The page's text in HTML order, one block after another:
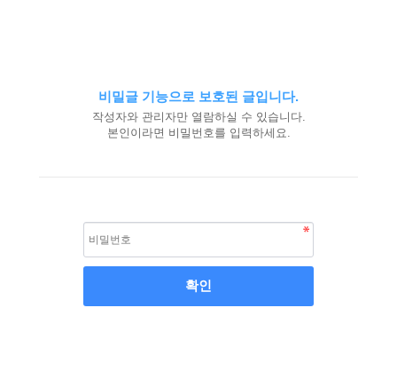
비밀글 기능으로 보호된 글입니다.
작성자와 관리자만 열람하실 수 있습니다.
본인이라면 비밀번호를 입력하세요.